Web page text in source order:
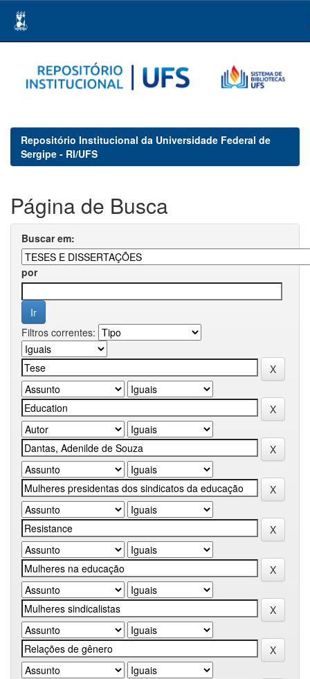
navigation
Repositório Institucional da Universidade Federal de
Sergipe - RI/UFS
Página de Busca
Buscar em:
por
Filtros correntes: